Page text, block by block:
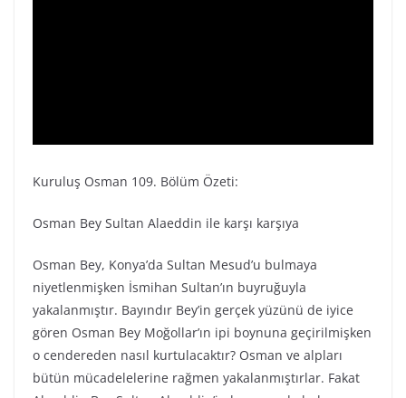
Kuruluş Osman 109. Bölüm Özeti:
Osman Bey Sultan Alaeddin ile karşı karşıya
Osman Bey, Konya’da Sultan Mesud’u bulmaya
niyetlenmişken İsmihan Sultan’ın buyruğuyla
yakalanmıştır. Bayındır Bey’in gerçek yüzünü de iyice
gören Osman Bey Moğollar’ın ipi boynuna geçirilmişken
o cendereden nasıl kurtulacaktır? Osman ve alpları
bütün mücadelelerine rağmen yakalanmıştırlar. Fakat